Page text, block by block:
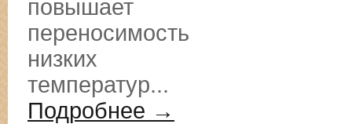
повышает
переносимость
низких
температур...
Подробнее →